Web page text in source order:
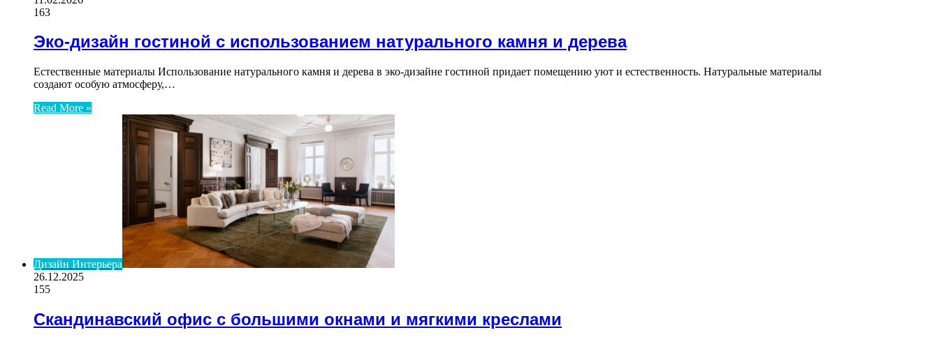
163
Эко-дизайн гостиной с использованием натурального камня и дерева
Естественные материалы Использование натурального камня и дерева в эко-дизайне гостиной придает помещению уют и естественность. Натуральные материалы
создают особую атмосферу,…
Read More »
Дизайн Интерьера
26.12.2025
155
Скандинавский офис с большими окнами и мягкими креслами